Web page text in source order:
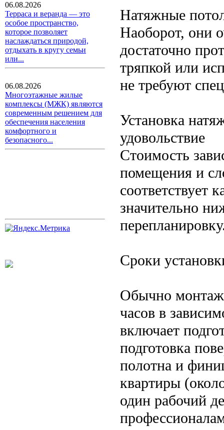
06.08.2026
Терраса и веранда — это
особое пространство,
которое позволяет
наслаждаться природой,
отдыхать в кругу семьи
или...
06.08.2026
Многоэтажные жилые
комплексы (МЖК) являются
современным решением для
обеспечения населения
комфортного и
безопасного...
Натяжные
Наоборот, они
достаточно
тряпкой или
не требуют
Установка
удовольствие
Стоимость
помещения и
соответствует
значительно
Сроки
Обычно монтаж
часов в
включает
подготовка
полотна и
квартиры
один рабочий